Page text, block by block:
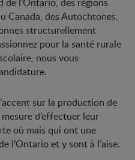
Canada, des Autochtones,
structurellement
pour la santé rurale
nous vous
sur la production de
d’effectuer leur
où mais qui ont une
l’Ontario et y sont à l’aise.